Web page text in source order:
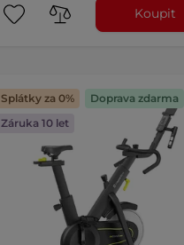
Koupit
Splátky za 0%
Doprava zdarma
Záruka 10 let